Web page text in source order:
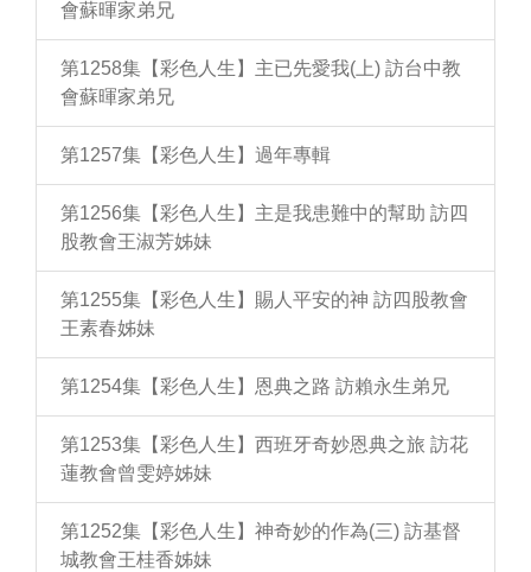
會蘇暉家弟兄
第1258集【彩色人生】主已先愛我(上) 訪台中教
會蘇暉家弟兄
第1257集【彩色人生】過年專輯
第1256集【彩色人生】主是我患難中的幫助 訪四
股教會王淑芳姊妹
第1255集【彩色人生】賜人平安的神 訪四股教會
王素春姊妹
第1254集【彩色人生】恩典之路 訪賴永生弟兄
第1253集【彩色人生】西班牙奇妙恩典之旅 訪花
蓮教會曾雯婷姊妹
第1252集【彩色人生】神奇妙的作為(三) 訪基督
城教會王桂香姊妹